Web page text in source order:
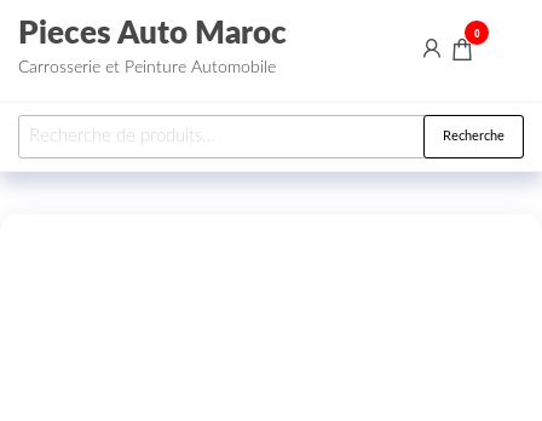
Aller au contenu
Pieces Auto Maroc
Carrosserie et Peinture Automobile
0
Recherche pour : Recherche